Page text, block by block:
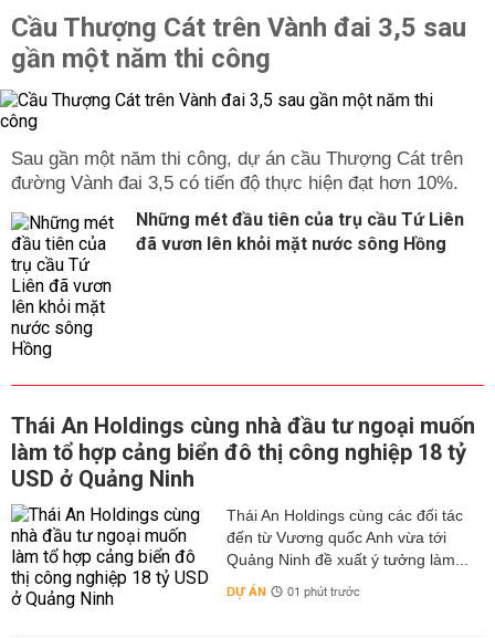
Cầu Thượng Cát trên Vành đai 3,5 sau
gần một năm thi công
Sau gần một năm thi công, dự án cầu Thượng Cát trên
đường Vành đai 3,5 có tiến độ thực hiện đạt hơn 10%.
Những mét đầu tiên của trụ cầu Tứ Liên
đã vươn lên khỏi mặt nước sông Hồng
Thái An Holdings cùng nhà đầu tư ngoại muốn
làm tổ hợp cảng biển đô thị công nghiệp 18 tỷ
USD ở Quảng Ninh
Thái An Holdings cùng các đối tác
đến từ Vương quốc Anh vừa tới
Quảng Ninh đề xuất ý tưởng làm...
DỰ ÁN 01 phút trước